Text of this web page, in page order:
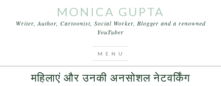
MONICA GUPTA
Writer, Author, Cartoonist, Social Worker, Blogger and a renowned
YouTuber
महिलाएं और उनकी अनसोशल नेटवर्किंग